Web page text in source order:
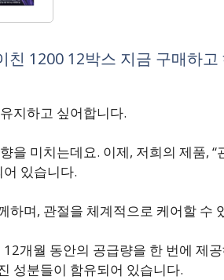
친 1200 12박스 지금 구매하고
지하고 싶어합니다.
을 미치는데요. 이제, 저희의 제품,
있습니다.
하며, 관절을 체계적으로 케어할 수
개월 동안의 공급량을 한 번에 제
성분들이 함유되어 있습니다.